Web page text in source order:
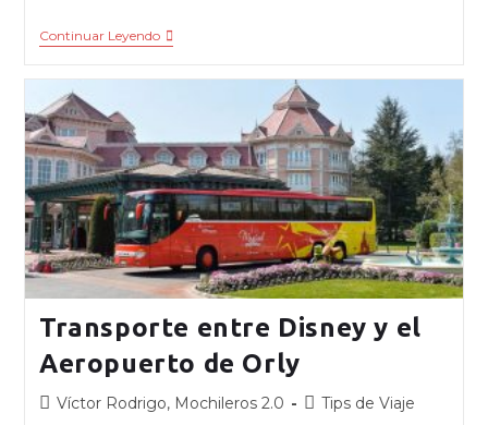
Continuar Leyendo
Transporte entre Disney y el
Aeropuerto de Orly
Víctor Rodrigo, Mochileros 2.0 Tips de Viaje